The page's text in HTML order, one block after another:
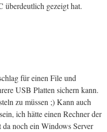
gezeigt hat.
für einen File und
USB Platten sichern kann.
zu müssen ;) Kann auch
ich hätte einen Rechner der
noch ein Windows Server